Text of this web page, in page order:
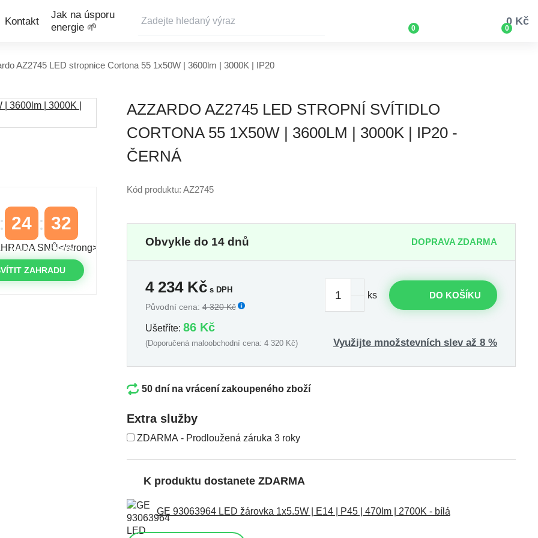
Kontakt
Jak na úsporu
energie 🌱
0 0
0 Kč
AZ2745 LED stropnice Cortona 55 1x50W | 3600lm | 3000K | IP20
AZZARDO AZ2745 LED STROPNÍ SVÍTIDLO
CORTONA 55 1X50W | 3600LM | 3000K | IP20 -
ČERNÁ
24
MINUTY
31
VTEŘINY
ZAHRADU
Kód produktu: AZ2745
Obvykle do 14 dnů DOPRAVA ZDARMA
4 234Kčs DPH
Původní cena:4 320 Kč
Ušetříte: 86 Kč
(Doporučená maloobchodní cena: 4 320 Kč)
ks DO KOŠÍKU
Využijte množstevních slev až 8 %
50 dní na vrácení zakoupeného zboží
Extra služby
ZDARMA - Prodloužená záruka 3 roky
K produktu dostanete ZDARMA
GE 93063964 LED žárovka 1x5.5W | E14 | P45 | 470lm | 2700K - bílá